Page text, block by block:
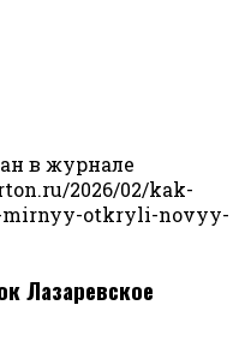
в журнале
2026/02/kak-
mirnyy-otkryli-novyy-
Лазаревское